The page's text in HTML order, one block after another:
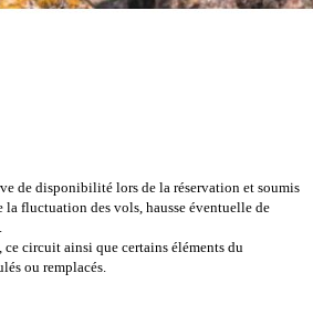
de disponibilité lors de la réservation et soumis
fluctuation des vols, hausse éventuelle de
ce circuit ainsi que certains éléments du
ou remplacés.